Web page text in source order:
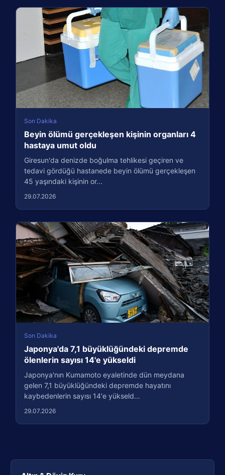
Son Dakika
Beyin ölümü gerçekleşen kişinin organları 4
hastaya umut oldu
Giresun'da denizde boğulma tehlikesi geçiren ve
tedavi gördüğü hastanede beyin ölümü gerçekleşen
45 yaşındaki kişinin or...
29.07.2026
Son Dakika
Japonya'da 7,1 büyüklüğündeki depremde
ölenlerin sayısı 14'e yükseldi
Japonya'nın Kumamoto eyaletinde dün meydana
gelen 7,1 büyüklüğündeki depremde hayatını
kaybedenlerin sayısı 14'e yükseld...
29.07.2026